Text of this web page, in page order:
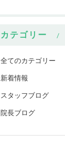
カテゴリー
全てのカテゴリー
新着情報
スタッフブログ
院長ブログ